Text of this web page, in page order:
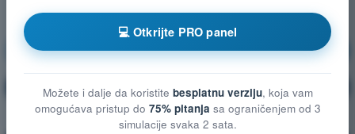
Teorija letenja Vežbanje!
🔒 PRO Objašnjenje pitanja
💻 Otkrijte PRO panel
Možete i dalje da koristite besplatnu verziju, koja vam
omogućava pristup do 75% pitanja sa ograničenjem od 3
simulacije svaka 2 sata.